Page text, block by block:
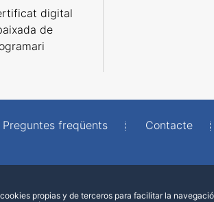
digital
de
Preguntes freqüents Contacte
propias y de terceros para facilitar la